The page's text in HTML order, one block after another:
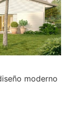
moderno